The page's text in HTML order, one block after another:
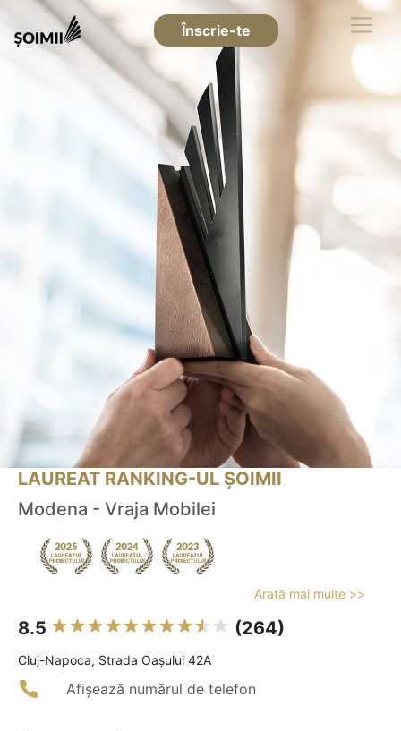
Înscrie-te
LAUREAT RANKING-UL ȘOIMII
Modena - Vraja Mobilei
Arată mai multe >>
8.5 (264)
Cluj-Napoca, Strada Oaşului 42A
Afișează numărul de telefon